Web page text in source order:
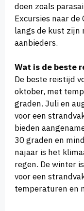
doen zoals
Excursies naar de
langs de kust zijn
aanbieders.
Wat is de beste
De beste reistijd
oktober, met
graden. Juli en
voor een
bieden
30 graden en
najaar is het
regen. De winter
voor een
temperaturen en